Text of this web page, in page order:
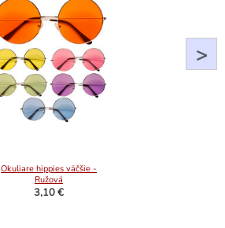
Okuliare hippies väčšie -
Ružová
3,10 €
>